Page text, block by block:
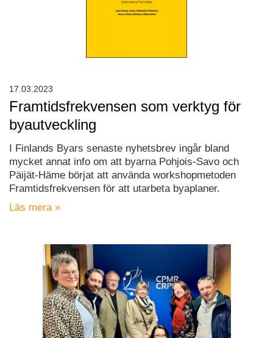
Framtidsfrekvensen som verktyg för
byautveckling
I Finlands Byars senaste nyhetsbrev ingår bland
mycket annat info om att byarna Pohjois-Savo och
Päijät-Häme börjat att använda workshopmetoden
Framtidsfrekvensen för att utarbeta byaplaner.
Läs mera »
17.03.2023